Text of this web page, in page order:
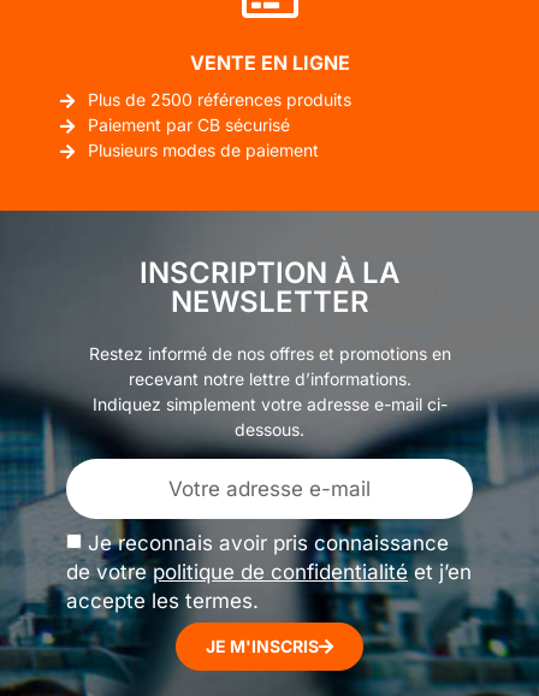
VENTE EN LIGNE
Plus de 2500 références produits
Paiement par CB sécurisé
Plusieurs modes de paiement
INSCRIPTION À LA
NEWSLETTER
Restez informé de nos offres et promotions en
recevant notre lettre d’informations.
Indiquez simplement votre adresse e-mail ci-
dessous.
Je reconnais avoir pris connaissance
de votrepolitique de confidentialitéet j’en
accepte les termes.
JE M'INSCRIS